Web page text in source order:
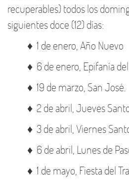
recuperables) todos los
siguientes doce (12) días:
♦ 1 de enero, Año Nuevo
♦ 6 de enero, Epifanía
♦ 19 de marzo, San José.
♦ 2 de abril, Jueves
♦ 3 de abril, Viernes
♦ 6 de abril, Lunes de
♦ 1 de mayo, Fiesta del